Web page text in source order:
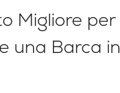
Migliore per
una Barca in